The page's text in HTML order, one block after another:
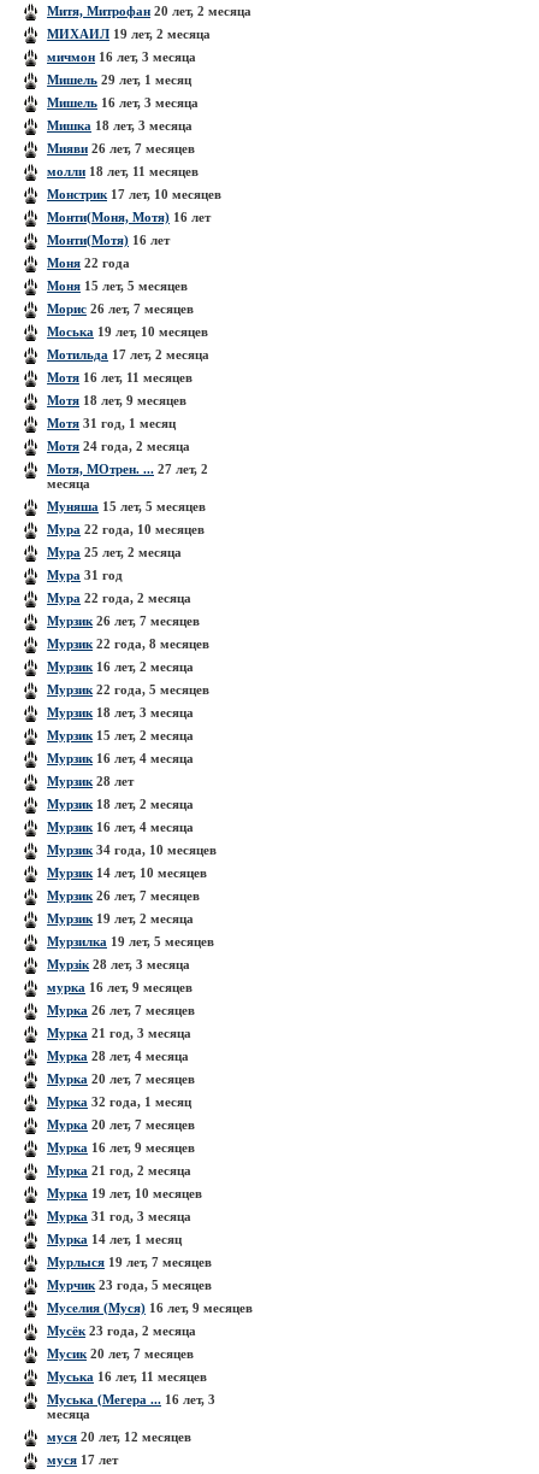
Митя, Митрофан 20 лет, 2 месяца
МИХАИЛ 19 лет, 2 месяца
мичмон 16 лет, 3 месяца
Мишель 29 лет, 1 месяц
Мишель 16 лет, 3 месяца
Мишка 18 лет, 3 месяца
Мияви 26 лет, 7 месяцев
молли 18 лет, 11 месяцев
Монстрик 17 лет, 10 месяцев
Монти(Моня, Мотя) 16 лет
Монти(Мотя) 16 лет
Моня 22 года
Моня 15 лет, 5 месяцев
Морис 26 лет, 7 месяцев
Моська 19 лет, 10 месяцев
Мотильда 17 лет, 2 месяца
Мотя 16 лет, 11 месяцев
Мотя 18 лет, 9 месяцев
Мотя 31 год, 1 месяц
Мотя 24 года, 2 месяца
Мотя, МОтрен. ... 27 лет, 2
месяца
Муняша 15 лет, 5 месяцев
Мура 22 года, 10 месяцев
Мура 25 лет, 2 месяца
Мура 31 год
Мура 22 года, 2 месяца
Мурзик 26 лет, 7 месяцев
Мурзик 22 года, 8 месяцев
Мурзик 16 лет, 2 месяца
Мурзик 22 года, 5 месяцев
Мурзик 18 лет, 3 месяца
Мурзик 15 лет, 2 месяца
Мурзик 16 лет, 4 месяца
Мурзик 28 лет
Мурзик 18 лет, 2 месяца
Мурзик 16 лет, 4 месяца
Мурзик 34 года, 10 месяцев
Мурзик 14 лет, 10 месяцев
Мурзик 26 лет, 7 месяцев
Мурзик 19 лет, 2 месяца
Мурзилка 19 лет, 5 месяцев
Мурзік 28 лет, 3 месяца
мурка 16 лет, 9 месяцев
Мурка 26 лет, 7 месяцев
Мурка 21 год, 3 месяца
Мурка 28 лет, 4 месяца
Мурка 20 лет, 7 месяцев
Мурка 32 года, 1 месяц
Мурка 20 лет, 7 месяцев
Мурка 16 лет, 9 месяцев
Мурка 21 год, 2 месяца
Мурка 19 лет, 10 месяцев
Мурка 31 год, 3 месяца
Мурка 14 лет, 1 месяц
Мурлыся 19 лет, 7 месяцев
Мурчик 23 года, 5 месяцев
Муселия (Муся) 16 лет, 9 месяцев
Мусёк 23 года, 2 месяца
Мусик 20 лет, 7 месяцев
Муська 16 лет, 11 месяцев
Муська (Мегера ... 16 лет, 3
месяца
муся 20 лет, 12 месяцев
муся 17 лет